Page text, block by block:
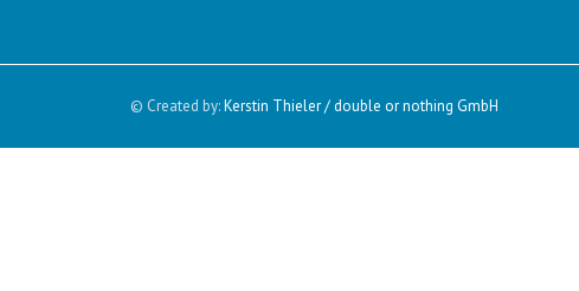
© Created by:Kerstin Thieler / double or nothing GmbH